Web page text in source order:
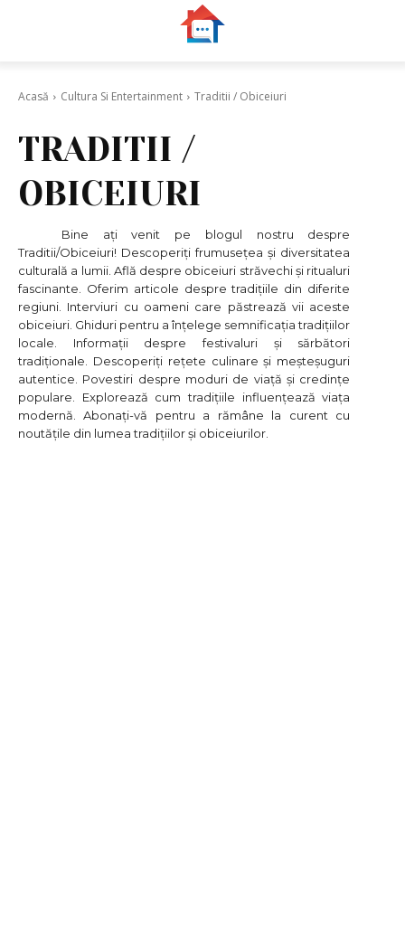
Acasă Cultura Si Entertainment Traditii / Obiceiuri
TRADITII /
OBICEIURI
Bine ați venit pe blogul nostru despre
Traditii/Obiceiuri! Descoperiți frumusețea și diversitatea
culturală a lumii. Află despre obiceiuri străvechi și ritualuri
fascinante. Oferim articole despre tradițiile din diferite
regiuni. Interviuri cu oameni care păstrează vii aceste
obiceiuri. Ghiduri pentru a înțelege semnificația tradițiilor
locale. Informații despre festivaluri și sărbători
tradiționale. Descoperiți rețete culinare și meșteșuguri
autentice. Povestiri despre moduri de viață și credințe
populare. Explorează cum tradițiile influențează viața
modernă. Abonați-vă pentru a rămâne la curent cu
noutățile din lumea tradițiilor și obiceiurilor.